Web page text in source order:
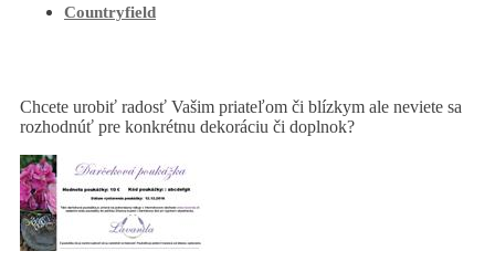
Countryfield
Chcete urobiť radosť Vašim priateľom či blízkym ale neviete sa
rozhodnúť pre konkrétnu dekoráciu či doplnok?